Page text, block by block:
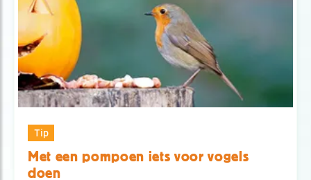
Tip
Met een pompoen iets voor vogels
doen